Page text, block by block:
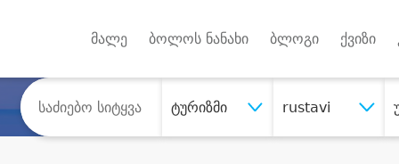
მალე ბოლოს ნანახი ბლოგი ქვიზი
ტურიზმი rustavi